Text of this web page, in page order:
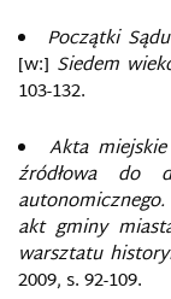
Początki
[w:] Siedem
103-132.
Akta
źródłowa do
akt gminy
warsztatu
2009, s. 92-109.